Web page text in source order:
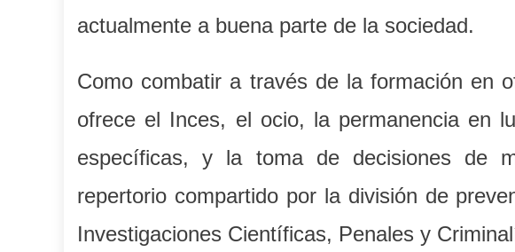
actualmente a buena parte de la sociedad.
Como combatir a través de la formación en
ofrece el Inces, el ocio, la permanencia en
específicas, y la toma de decisiones de
repertorio compartido por la división de
Investigaciones Científicas, Penales y